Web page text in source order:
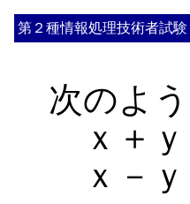
第２種情報処理技術者試験
次のよう
ｘ＋ｙ
ｘ－ｙ